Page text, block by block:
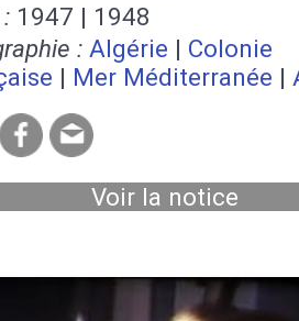
1947 | 1948
: Algérie | Colonie
| Mer Méditerranée |
Voir la notice